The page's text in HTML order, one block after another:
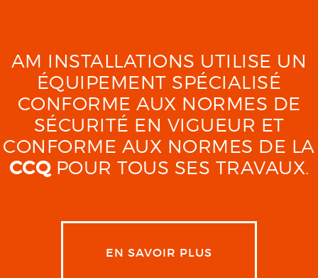
AM INSTALLATIONS UTILISE UN
ÉQUIPEMENT SPÉCIALISÉ
CONFORME AUX NORMES DE
SÉCURITÉ EN VIGUEUR ET
CONFORME AUX NORMES DE LA
CCQPOUR TOUS SES TRAVAUX.
EN SAVOIR PLUS